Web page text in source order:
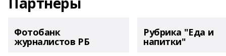
Фотобанк
журналистов РБ
Рубрика "Еда и
напитки"